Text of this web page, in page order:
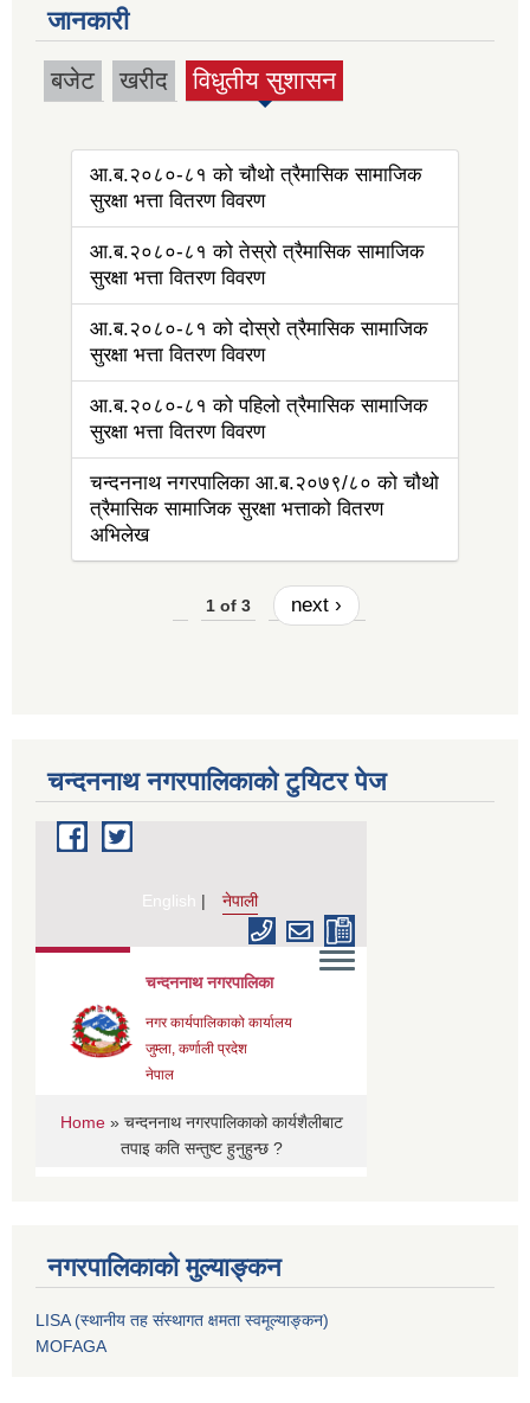
जानकारी
बजेट खरीद विधुतीय सुशासन
(active tab)
आ.ब.२०८०-८१ को चौथो त्रैमासिक सामाजिक
सुरक्षा भत्ता वितरण विवरण
आ.ब.२०८०-८१ को तेस्रो त्रैमासिक सामाजिक
सुरक्षा भत्ता वितरण विवरण
आ.ब.२०८०-८१ को दोस्रो त्रैमासिक सामाजिक
सुरक्षा भत्ता वितरण विवरण
आ.ब.२०८०-८१ को पहिलो त्रैमासिक सामाजिक
सुरक्षा भत्ता वितरण विवरण
चन्दननाथ नगरपालिका आ.ब.२०७९/८० को चौथो
त्रैमासिक सामाजिक सुरक्षा भत्ताको वितरण
अभिलेख
1 of 3 next ›
चन्दननाथ नगरपालिकाको टुयिटर पेज
नगरपालिकाको मुल्याङ्कन
LISA (स्थानीय तह संस्थागत क्षमता स्वमूल्याङ्कन)
MOFAGA